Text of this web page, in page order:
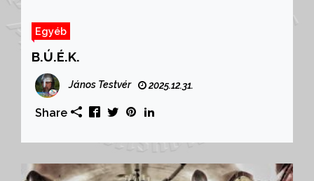
Egyéb
B.Ú.É.K.
János Testvér 2025.12.31.
Share